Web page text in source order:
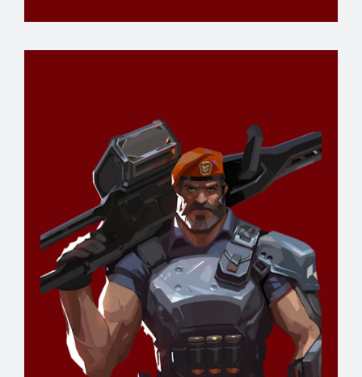
Cseszkó Dániel
Coach Assistant
RÉSZLETEK